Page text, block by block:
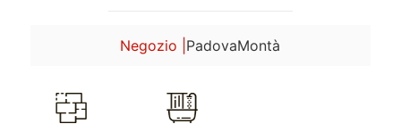
Negozio | PadovaMontà